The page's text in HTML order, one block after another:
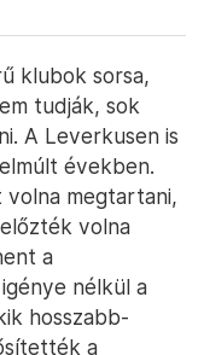
klubok sorsa,
tudják, sok
A Leverkusen is
években.
megtartani,
volna
a
nélkül a
hosszabb-
a